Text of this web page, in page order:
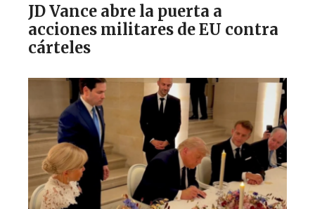
JD Vance abre la puerta a
acciones militares de EU contra
cárteles